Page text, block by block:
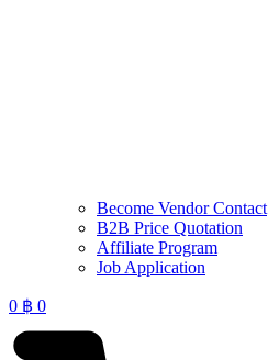
Become Vendor Contact
B2B Price Quotation
Affiliate Program
Job Application
0 ฿ 0